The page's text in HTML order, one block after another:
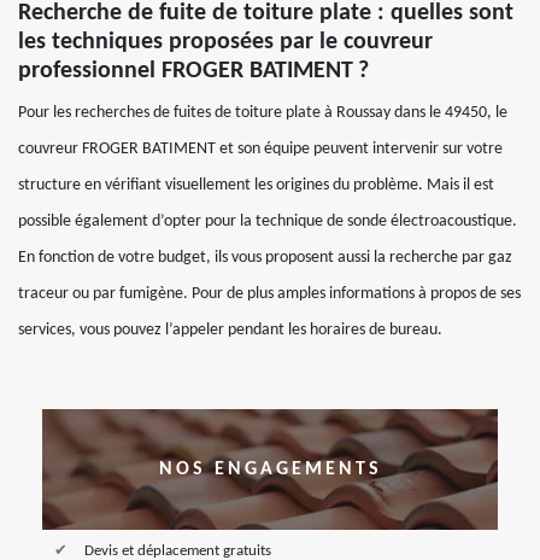
Recherche de fuite de toiture plate : quelles sont
les techniques proposées par le couvreur
professionnel FROGER BATIMENT ?
Pour les recherches de fuites de toiture plate à Roussay dans le 49450, le
couvreur FROGER BATIMENT et son équipe peuvent intervenir sur votre
structure en vérifiant visuellement les origines du problème. Mais il est
possible également d’opter pour la technique de sonde électroacoustique.
En fonction de votre budget, ils vous proposent aussi la recherche par gaz
traceur ou par fumigène. Pour de plus amples informations à propos de ses
services, vous pouvez l’appeler pendant les horaires de bureau.
NOS ENGAGEMENTS
Devis et déplacement gratuits